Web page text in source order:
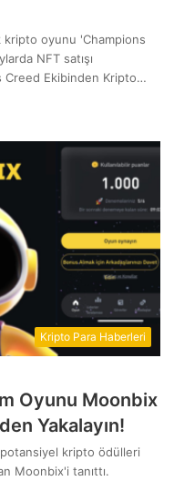
oyunu 'Champions
NFT satışı
Creed Ekibinden Kripto…
Kripto Para Haberleri
Oyunu Moonbix
Yakalayın!
potansiyel kripto ödülleri
Moonbix'i tanıttı.